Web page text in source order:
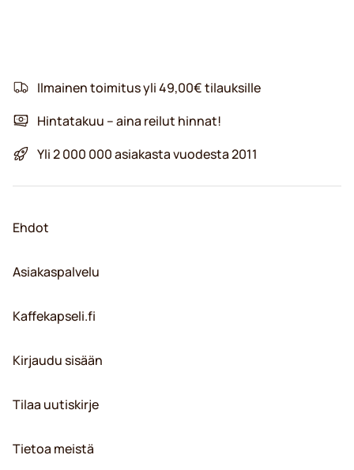
Ilmainen toimitus yli 49,00€ tilauksille
Hintatakuu – aina reilut hinnat!
Yli 2 000 000 asiakasta vuodesta 2011
Ehdot
Asiakaspalvelu
Kaffekapseli.fi
Kirjaudu sisään
Tilaa uutiskirje
Tietoa meistä